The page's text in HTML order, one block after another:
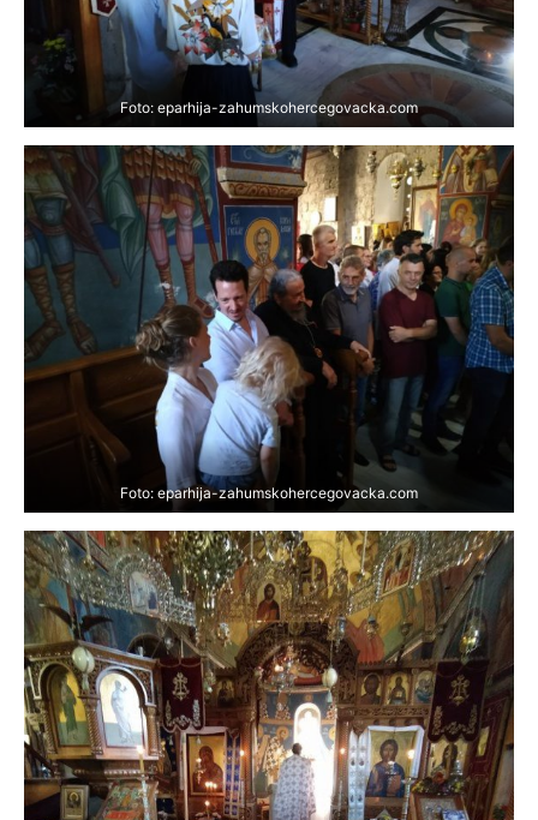
Foto: eparhija-zahumskohercegovacka.com
Foto: eparhija-zahumskohercegovacka.com